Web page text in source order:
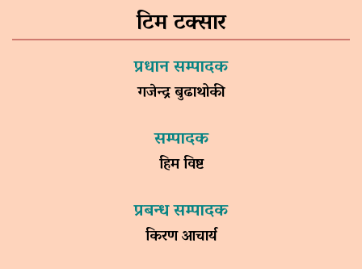
टिम टक्सार
प्रधान सम्पादक
गजेन्द्र बुढाथोकी
सम्पादक
हिम विष्ट
प्रबन्ध सम्पादक
किरण आचार्य